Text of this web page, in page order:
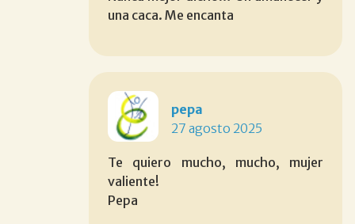
una caca. Me encanta
pepa
27 agosto 2025
Te quiero mucho, mucho, mujer
valiente!
Pepa